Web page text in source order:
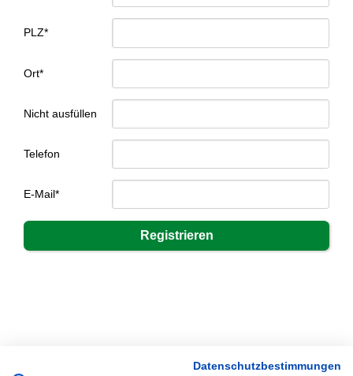
PLZ*
Ort*
Nicht ausfüllen
Telefon
E-Mail*
Datenschutzbestimmungen